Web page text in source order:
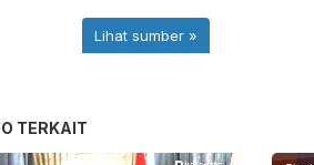
TERKAIT